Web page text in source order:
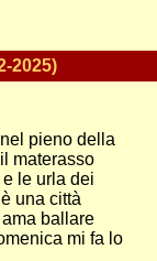
2025)
pieno della
materasso
le urla dei
una città
ballare
mi fa lo